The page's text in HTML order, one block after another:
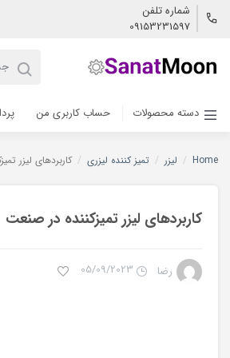
شماره تلفن
09153231597
دسته محصولات حساب کاربری من
Home
/ لیزر / تمیز کننده لیزری / کاربردهای لیزر
کاربردهای لیزر تمیزکننده در صنعت
رضا 05/09/2023